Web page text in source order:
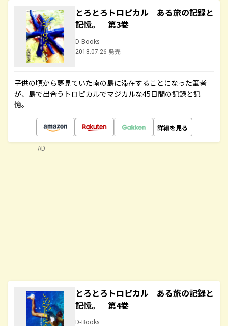
とろとろトロピカル ある旅の記録と
記憶。 第3巻
D-Books
2018.07.26 発売
子供の頃から夢見ていた南の島に滞在することになった筆者
が、島で出合うトロピカルでマジカルな45日間の記録と記
憶。
詳細を見る
とろとろトロピカル ある旅の記録と
記憶。 第4巻
D-Books
AD